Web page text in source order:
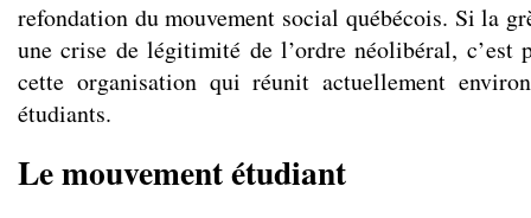
refondation du mouvement social québécois. Si la
une crise de légitimité de l’ordre néolibéral, c’est
cette organisation qui réunit actuellement
étudiants.
Le mouvement étudiant